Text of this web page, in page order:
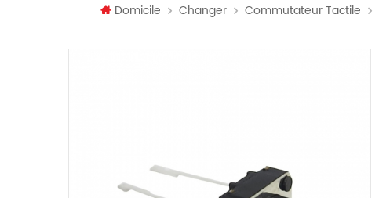
Domicile Changer Commutateur Tactile